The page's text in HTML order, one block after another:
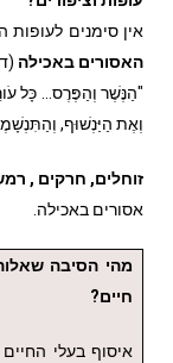
אין סימנים
האסורים באכילה
"הַנֶּשֶׁר וְהַפֶּרֶס… כָּל
וְאֶת הַיַּנְשׁוּף,
זוחלים, חרקים ,
אסורים באכילה.
מהי הסיבה
חיים?
איסוף בעלי